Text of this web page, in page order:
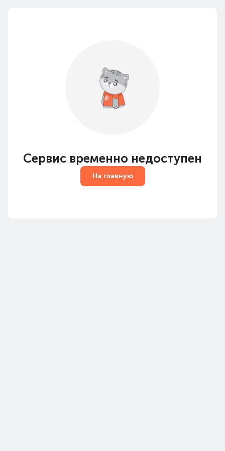
Сервис временно недоступен
На главную